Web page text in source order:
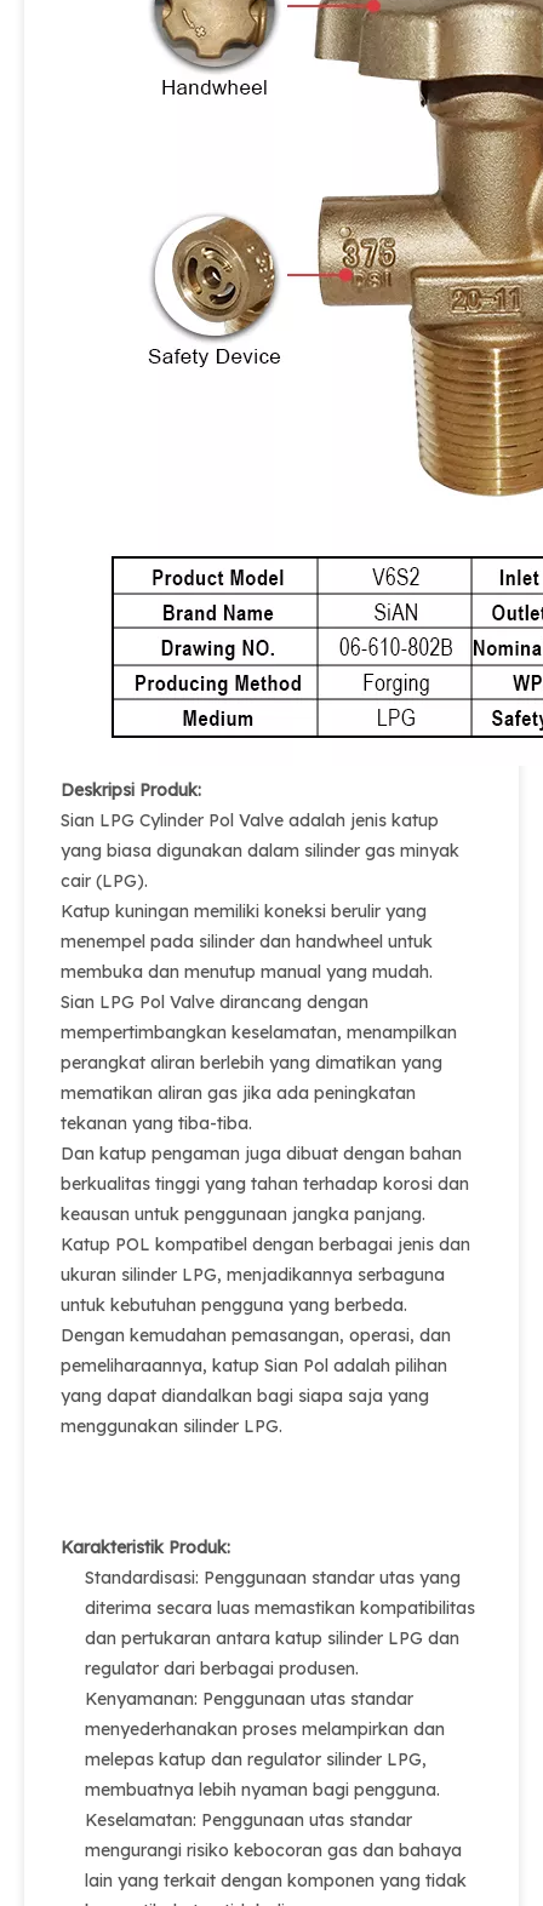
Deskripsi Produk:
Sian LPG Cylinder Pol Valve adalah jenis katup
yang biasa digunakan dalam silinder gas minyak
cair (LPG).
Katup kuningan memiliki koneksi berulir yang
menempel pada silinder dan handwheel untuk
membuka dan menutup manual yang mudah.
Sian LPG Pol Valve dirancang dengan
mempertimbangkan keselamatan, menampilkan
perangkat aliran berlebih yang dimatikan yang
mematikan aliran gas jika ada peningkatan
tekanan yang tiba-tiba.
Dan katup pengaman juga dibuat dengan bahan
berkualitas tinggi yang tahan terhadap korosi dan
keausan untuk penggunaan jangka panjang.
Katup POL kompatibel dengan berbagai jenis dan
ukuran silinder LPG, menjadikannya serbaguna
untuk kebutuhan pengguna yang berbeda.
Dengan kemudahan pemasangan, operasi, dan
pemeliharaannya, katup Sian Pol adalah pilihan
yang dapat diandalkan bagi siapa saja yang
menggunakan silinder LPG.
Karakteristik Produk:
Standardisasi: Penggunaan standar utas yang
diterima secara luas memastikan kompatibilitas
dan pertukaran antara katup silinder LPG dan
regulator dari berbagai produsen.
Kenyamanan: Penggunaan utas standar
menyederhanakan proses melampirkan dan
melepas katup dan regulator silinder LPG,
membuatnya lebih nyaman bagi pengguna.
Keselamatan: Penggunaan utas standar
mengurangi risiko kebocoran gas dan bahaya
lain yang terkait dengan komponen yang tidak